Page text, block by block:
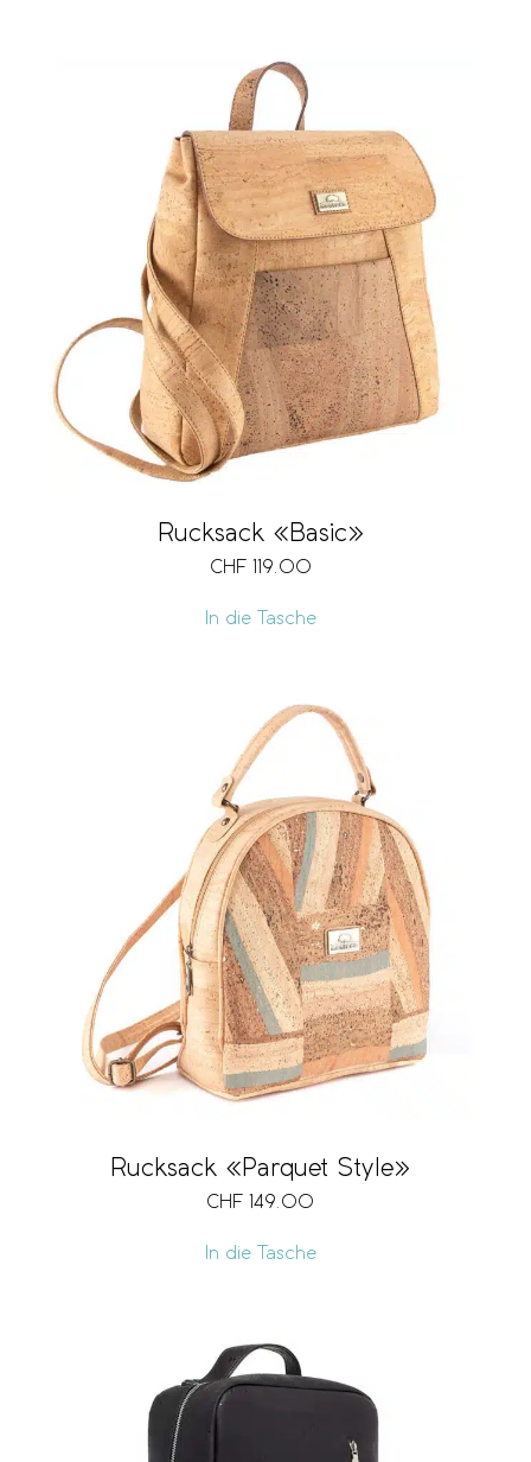
Rucksack «Basic»
CHF 119.00
In die Tasche
Rucksack «Parquet Style»
CHF 149.00
In die Tasche